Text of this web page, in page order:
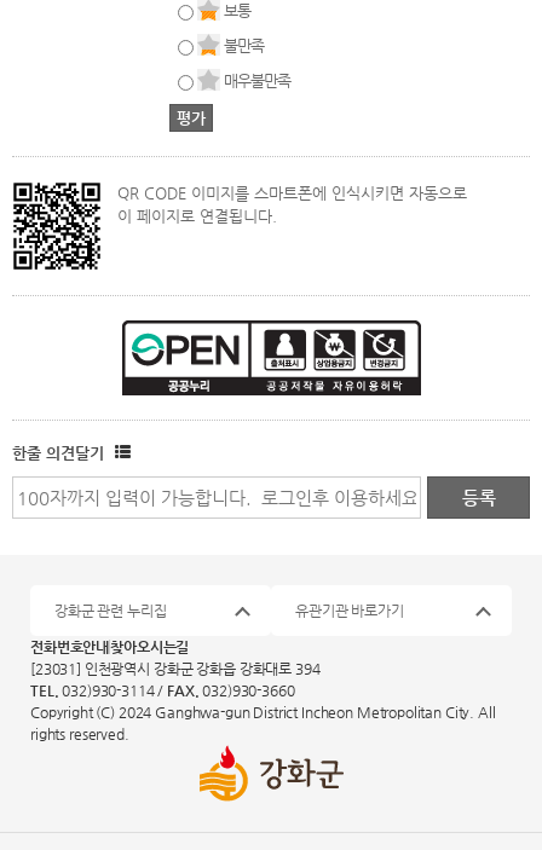
보통
불만족
매우불만족
QR CODE 이미지를 스마트폰에 인식시키면 자동으로
이 페이지로 연결됩니다.
한줄 의견달기
전화번호안내 찾아오시는길
[23031] 인천광역시 강화군 강화읍 강화대로 394
TEL.
032)930-3114 / FAX. 032)930-3660
Copyright (C) 2024 Ganghwa-gun District Incheon Metropolitan City. All
rights reserved.
강화군 관련 누리집 유관기관 바로가기